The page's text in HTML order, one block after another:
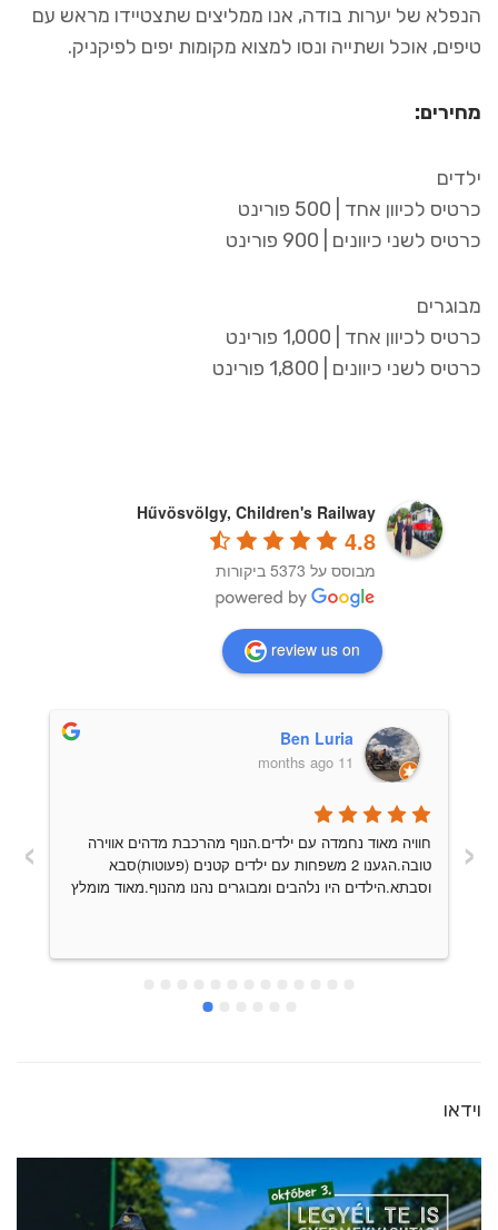
הנפלא של יערות בודה, אנו ממליצים שתצטיידו מראש עם
טיפים, אוכל ושתייה ונסו למצוא מקומות יפים לפיקניק.
מחירים:
ילדים
כרטיס לכיוון אחד | 500 פורינט
כרטיס לשני כיוונים | 900 פורינט
מבוגרים
כרטיס לכיוון אחד | 1,000 פורינט
כרטיס לשני כיוונים | 1,800 פורינט
Hűvösvölgy, Children's Railway
4.8
מבוסס על 5373 ביקורות
review us on
Ben Luria
11 months ago
וסבתא.הילדים היו נלהבים ומבוגרים נהנו מהנוף.מאוד מומלץ
‹
›
וידאו